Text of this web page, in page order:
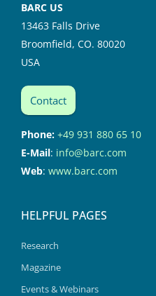
BARC US
13463 Falls Drive
Broomfield, CO. 80020
USA
Contact
Phone: +49 931 880 65 10
E-Mail: info@barc.com
Web: www.barc.com
HELPFUL PAGES
Research
Magazine
Events & Webinars